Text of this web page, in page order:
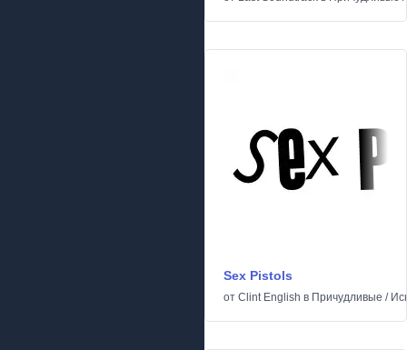
Sex Pistols
от Clint English в Причудливые /